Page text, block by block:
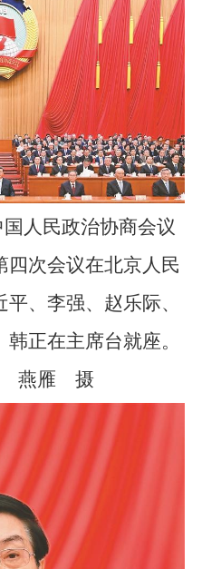
人民政治协商会议
四次会议在北京人民
、李强、赵乐际、
正在主席台就座。
燕雁 摄